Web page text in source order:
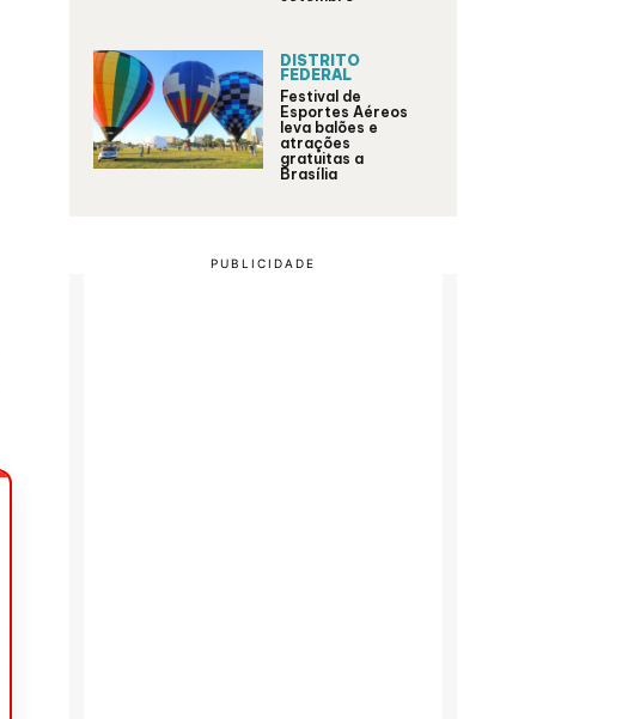
DISTRITO
FEDERAL
Festival de
Esportes Aéreos
leva balões e
atrações
gratuitas a
Brasília